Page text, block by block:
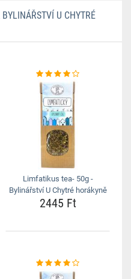
U CHYTRÉ
Limfatikus tea- 50g -
Bylinářství U Chytré horákyně
2445 Ft